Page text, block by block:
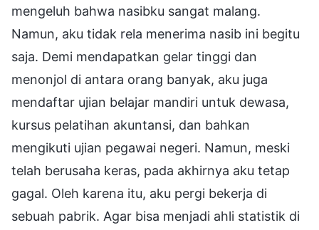
mengeluh bahwa nasibku sangat malang.
Namun, aku tidak rela menerima nasib ini begitu
saja. Demi mendapatkan gelar tinggi dan
menonjol di antara orang banyak, aku juga
mendaftar ujian belajar mandiri untuk dewasa,
kursus pelatihan akuntansi, dan bahkan
mengikuti ujian pegawai negeri. Namun, meski
telah berusaha keras, pada akhirnya aku tetap
gagal. Oleh karena itu, aku pergi bekerja di
sebuah pabrik. Agar bisa menjadi ahli statistik di